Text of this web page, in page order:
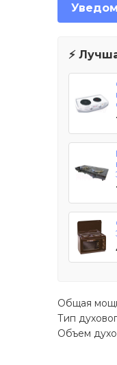
⚡
Общая
Тип
Объем